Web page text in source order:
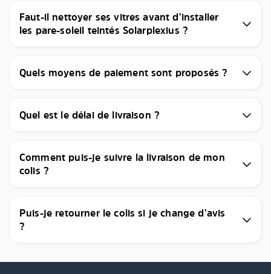
Faut-il nettoyer ses vitres avant d’installer
les pare-soleil teintés Solarplexius ?
Quels moyens de paiement sont proposés ?
Quel est le délai de livraison ?
Comment puis-je suivre la livraison de mon
colis ?
Puis-je retourner le colis si je change d’avis
?